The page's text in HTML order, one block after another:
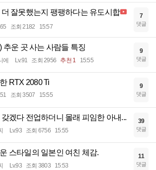
더 잘못했는지 팽팽하다는 유도시합
조회 2182 15:57
7
댓글
추운 곳 사는 사람들 특징
에 Lv.91 조회 2956 추천 1 15:55
9
댓글
RTX 2080 Ti
조회 3507 15:55
9
댓글
갖겠다 전업하더니 몰래 피임한 아내...
Lv.93 조회 6756 15:55
39
댓글
스타일의 일본인 여친 체감.
Lv.93 조회 3803 15:53
11
댓글